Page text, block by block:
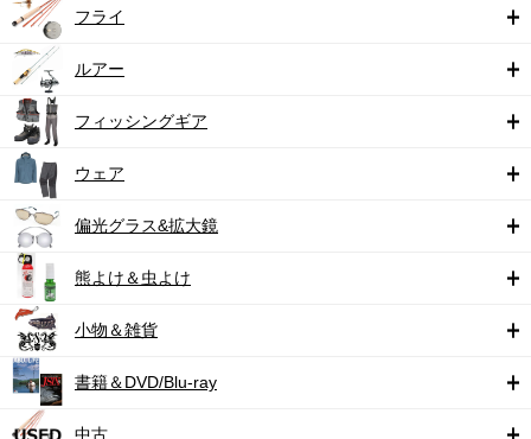
フライ
ルアー
フィッシングギア
ウェア
偏光グラス&拡大鏡
熊よけ＆虫よけ
小物＆雑貨
書籍＆DVD/Blu-ray
中古